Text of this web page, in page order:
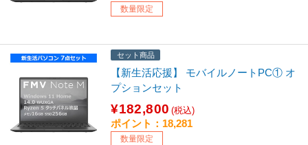
数量限定
セット商品
【新生活応援】 モバイルノートPC① オ
プションセット
¥182,800 (税込)
ポイント：18,281
数量限定